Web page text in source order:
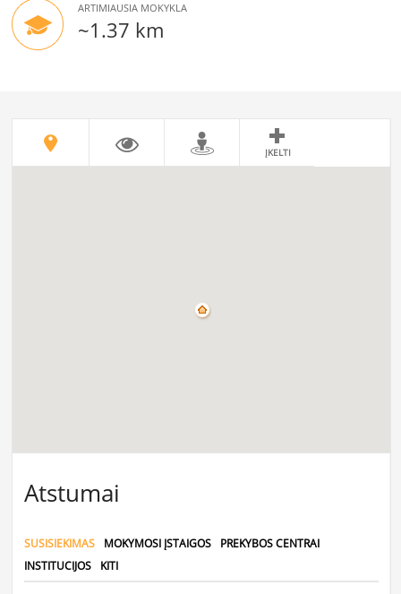
ARTIMIAUSIA MOKYKLA
~1.37 km
ĮKELTI
Atstumai
SUSISIEKIMAS MOKYMOSI ĮSTAIGOS
PREKYBOS CENTRAI
INSTITUCIJOS
KITI